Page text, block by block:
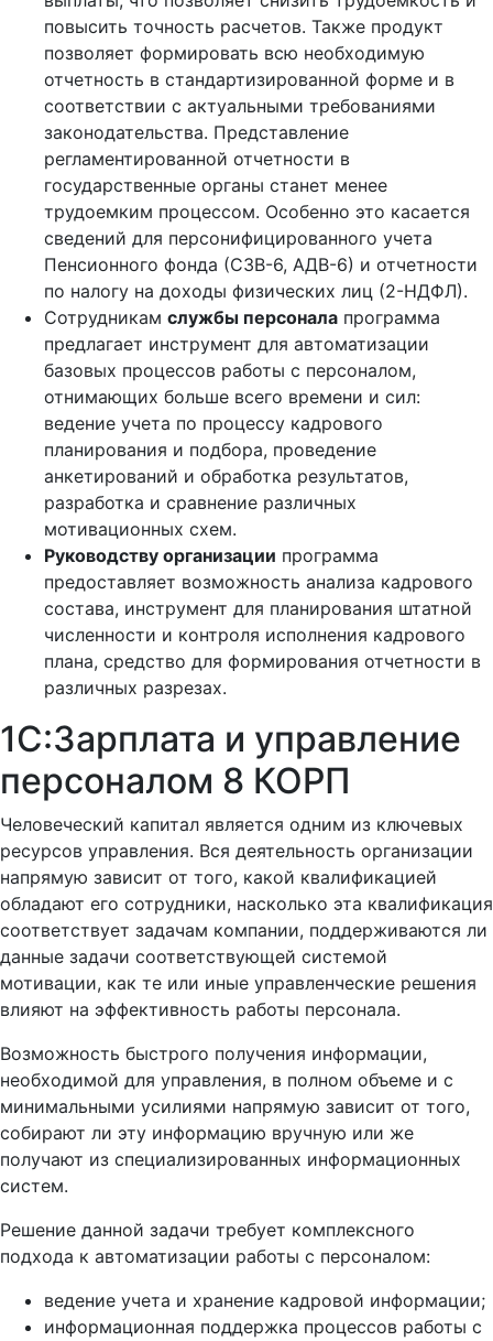
повысить точность расчетов. Также продукт
позволяет формировать всю необходимую
отчетность в стандартизированной форме и в
соответствии с актуальными требованиями
законодательства. Представление
регламентированной отчетности в
государственные органы станет менее
трудоемким процессом. Особенно это касается
сведений для персонифицированного учета
Пенсионного фонда (СЗВ-6, АДВ-6) и отчетности
по налогу на доходы физических лиц (2-НДФЛ).
Сотрудникам службы персонала программа
предлагает инструмент для автоматизации
базовых процессов работы с персоналом,
отнимающих больше всего времени и сил:
ведение учета по процессу кадрового
планирования и подбора, проведение
анкетирований и обработка результатов,
разработка и сравнение различных
мотивационных схем.
Руководству организации программа
предоставляет возможность анализа кадрового
состава, инструмент для планирования штатной
численности и контроля исполнения кадрового
плана, средство для формирования отчетности в
различных разрезах.
1С:Зарплата и управление
персоналом 8 КОРП
Человеческий капитал является одним из ключевых
ресурсов управления. Вся деятельность организации
напрямую зависит от того, какой квалификацией
обладают его сотрудники, насколько эта квалификация
соответствует задачам компании, поддерживаются ли
данные задачи соответствующей системой
мотивации, как те или иные управленческие решения
влияют на эффективность работы персонала.
Возможность быстрого получения информации,
необходимой для управления, в полном объеме и с
минимальными усилиями напрямую зависит от того,
собирают ли эту информацию вручную или же
получают из специализированных информационных
систем.
Решение данной задачи требует комплексного
подхода к автоматизации работы с персоналом:
ведение учета и хранение кадровой информации;
информационная поддержка процессов работы с